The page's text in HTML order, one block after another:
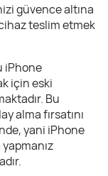
güvence altına
teslim etmek
iPhone
için eski
Bu
alma fırsatını
yani iPhone